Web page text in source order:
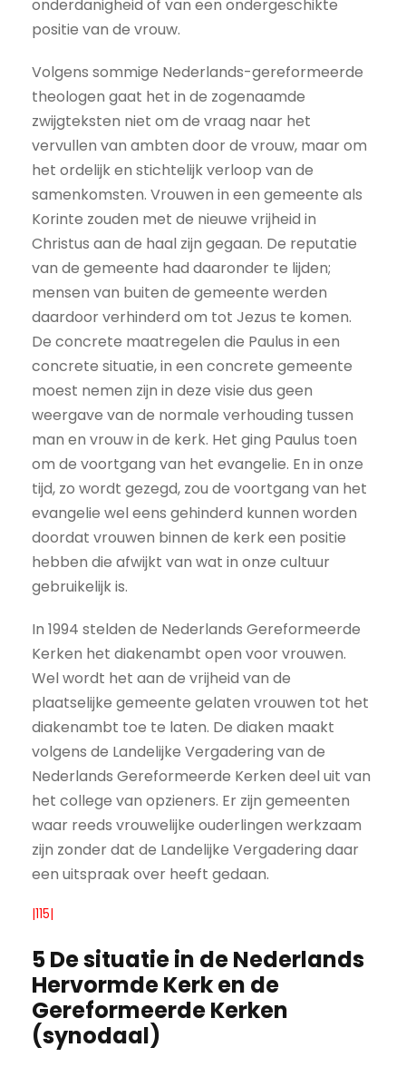
onderdanigheid of van een ondergeschikte
positie van de vrouw.
Volgens sommige Nederlands-gereformeerde
theologen gaat het in de zogenaamde
zwijgteksten niet om de vraag naar het
vervullen van ambten door de vrouw, maar om
het ordelijk en stichtelijk verloop van de
samenkomsten. Vrouwen in een gemeente als
Korinte zouden met de nieuwe vrijheid in
Christus aan de haal zijn gegaan. De reputatie
van de gemeente had daaronder te lijden;
mensen van buiten de gemeente werden
daardoor verhinderd om tot Jezus te komen.
De concrete maatregelen die Paulus in een
concrete situatie, in een concrete gemeente
moest nemen zijn in deze visie dus geen
weergave van de normale verhouding tussen
man en vrouw in de kerk. Het ging Paulus toen
om de voortgang van het evangelie. En in onze
tijd, zo wordt gezegd, zou de voortgang van het
evangelie wel eens gehinderd kunnen worden
doordat vrouwen binnen de kerk een positie
hebben die afwijkt van wat in onze cultuur
gebruikelijk is.
In 1994 stelden de Nederlands Gereformeerde
Kerken het diakenambt open voor vrouwen.
Wel wordt het aan de vrijheid van de
plaatselijke gemeente gelaten vrouwen tot het
diakenambt toe te laten. De diaken maakt
volgens de Landelijke Vergadering van de
Nederlands Gereformeerde Kerken deel uit van
het college van opzieners. Er zijn gemeenten
waar reeds vrouwelijke ouderlingen werkzaam
zijn zonder dat de Landelijke Vergadering daar
een uitspraak over heeft gedaan.
|115|
5 De situatie in de Nederlands
Hervormde Kerk en de
Gereformeerde Kerken
(synodaal)